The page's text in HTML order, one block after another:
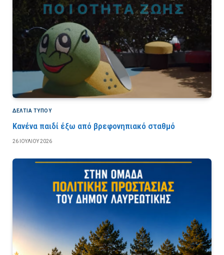
ΔΕΛΤΙΑ ΤΥΠΟΥ
Κανένα παιδί έξω από βρεφονηπιακό σταθμό
26 ΙΟΥΛΊΟΥ 2026